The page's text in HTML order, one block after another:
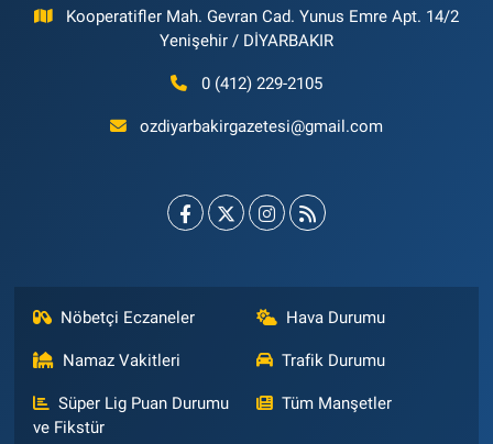
Kooperatifler Mah. Gevran Cad. Yunus Emre Apt. 14/2
Yenişehir / DİYARBAKIR
0 (412) 229-2105
ozdiyarbakirgazetesi@gmail.com
Nöbetçi Eczaneler Hava Durumu
Namaz Vakitleri Trafik Durumu
Süper Lig Puan Durumu
ve Fikstür
Tüm Manşetler